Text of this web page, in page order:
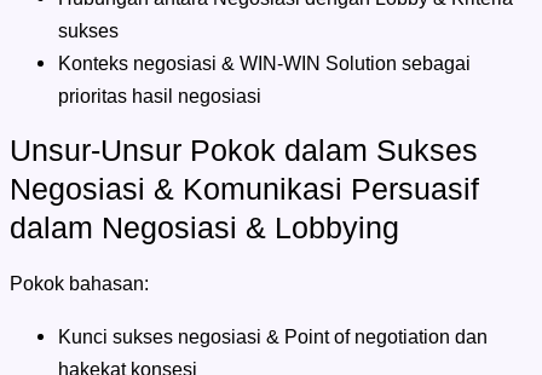
sukses
Konteks negosiasi & WIN-WIN Solution sebagai
prioritas hasil negosiasi
Unsur-Unsur Pokok dalam Sukses
Negosiasi & Komunikasi Persuasif
dalam Negosiasi & Lobbying
Pokok bahasan:
Kunci sukses negosiasi & Point of negotiation dan
hakekat konsesi